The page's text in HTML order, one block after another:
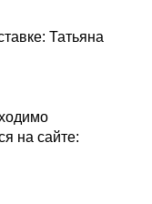
Татьяна
на сайте: